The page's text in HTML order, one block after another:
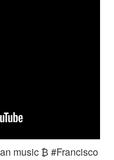
music ₿ #Francisco